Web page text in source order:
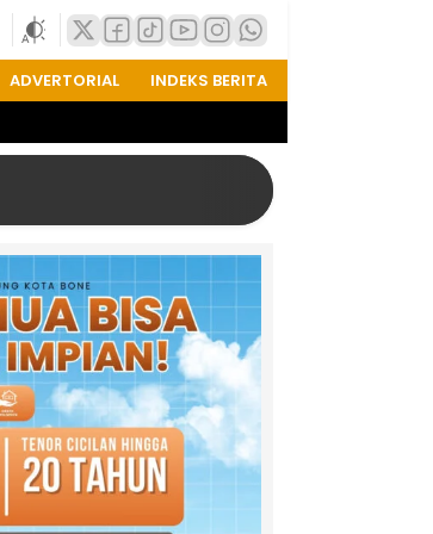
ADVERTORIAL
INDEKS BERITA